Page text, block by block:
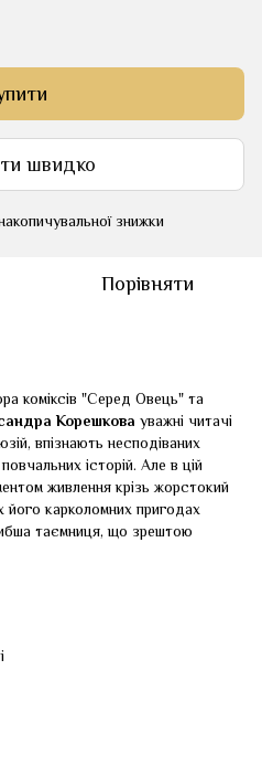
швидко
знижки
Порівняти
коміксів "Серед Овець" та
Корешкова уважні читачі
впізнають несподіваних
історій. Але в цій
живлення крізь жорстокий
його карколомних пригодах
таємниця, що зрештою